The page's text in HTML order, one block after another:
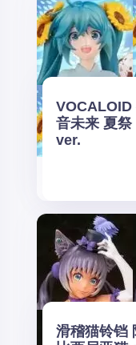
VOCALOID
音未来 夏祭
ver.
滑稽猫铃铛